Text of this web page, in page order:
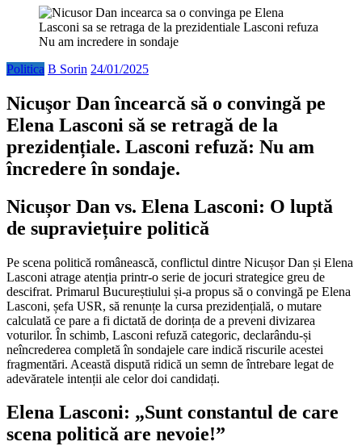
Politica B Sorin 24/01/2025
Nicuşor Dan încearcă să o convingă pe
Elena Lasconi să se retragă de la
prezidențiale. Lasconi refuză: Nu am
încredere în sondaje.
Nicușor Dan vs. Elena Lasconi: O luptă
de supraviețuire politică
Pe scena politică românească, conflictul dintre Nicușor Dan și Elena
Lasconi atrage atenția printr-o serie de jocuri strategice greu de
descifrat. Primarul Bucureștiului și-a propus să o convingă pe Elena
Lasconi, șefa USR, să renunțe la cursa prezidențială, o mutare
calculată ce pare a fi dictată de dorința de a preveni divizarea
voturilor. În schimb, Lasconi refuză categoric, declarându-și
neîncrederea completă în sondajele care indică riscurile acestei
fragmentări. Această dispută ridică un semn de întrebare legat de
adevăratele intenții ale celor doi candidați.
Elena Lasconi: „Sunt constantul de care
scena politică are nevoie!”